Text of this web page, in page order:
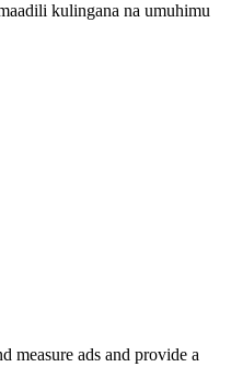
kulingana na umuhimu
measure ads and provide a